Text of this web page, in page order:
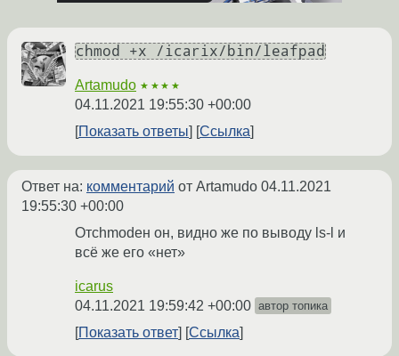
chmod +x /icarix/bin/leafpad
Artamudo ★★★★
04.11.2021 19:55:30 +00:00
Показать ответы
Ссылка
Ответ на: комментарий от Artamudo 04.11.2021
19:55:30 +00:00
Отchmodен он, видно же по выводу ls-l и
всё же его «нет»
icarus
04.11.2021 19:59:42 +00:00 автор топика
Показать ответ Ссылка